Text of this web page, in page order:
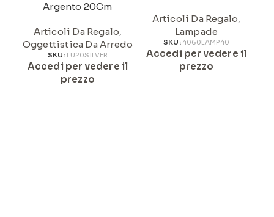
Argento 20Cm
Articoli Da Regalo,
Oggettistica Da Arredo
SKU: LU20SILVER
Accedi per vedere il
prezzo
Articoli Da Regalo,
Lampade
SKU: 4060LAMP40
Accedi per vedere il
prezzo